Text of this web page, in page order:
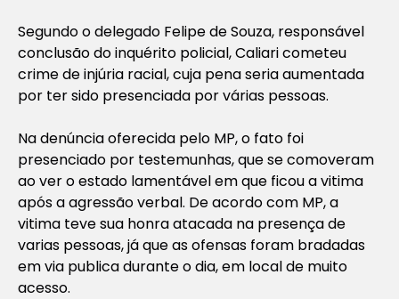
Segundo o delegado Felipe de Souza, responsável
conclusão do inquérito policial, Caliari cometeu
crime de injúria racial, cuja pena seria aumentada
por ter sido presenciada por várias pessoas.
Na denúncia oferecida pelo MP, o fato foi
presenciado por testemunhas, que se comoveram
ao ver o estado lamentável em que ficou a vitima
após a agressão verbal. De acordo com MP, a
vitima teve sua honra atacada na presença de
varias pessoas, já que as ofensas foram bradadas
em via publica durante o dia, em local de muito
acesso.